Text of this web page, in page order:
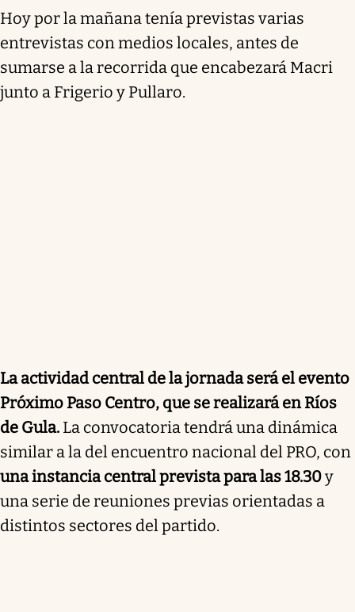
Hoy por la mañana tenía previstas varias
entrevistas con medios locales, antes de
sumarse a la recorrida que encabezará Macri
junto a Frigerio y Pullaro.
La actividad central de la jornada será el evento
Próximo Paso Centro, que se realizará en Ríos
de Gula. La convocatoria tendrá una dinámica
similar a la del encuentro nacional del PRO, con
una instancia central prevista para las 18.30y
una serie de reuniones previas orientadas a
distintos sectores del partido.